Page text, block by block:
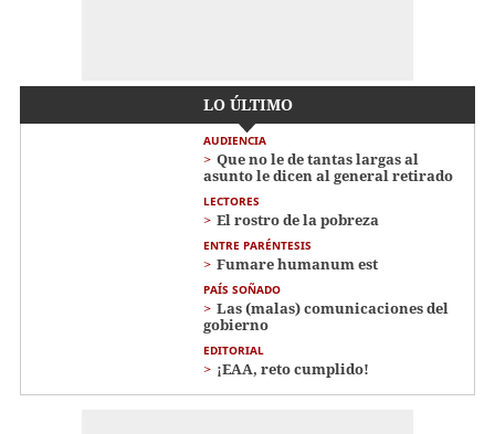
LO ÚLTIMO
AUDIENCIA
Que no le de tantas largas al
asunto le dicen al general retirado
LECTORES
El rostro de la pobreza
ENTRE PARÉNTESIS
Fumare humanum est
PAÍS SOÑADO
Las (malas) comunicaciones del
gobierno
EDITORIAL
¡EAA, reto cumplido!